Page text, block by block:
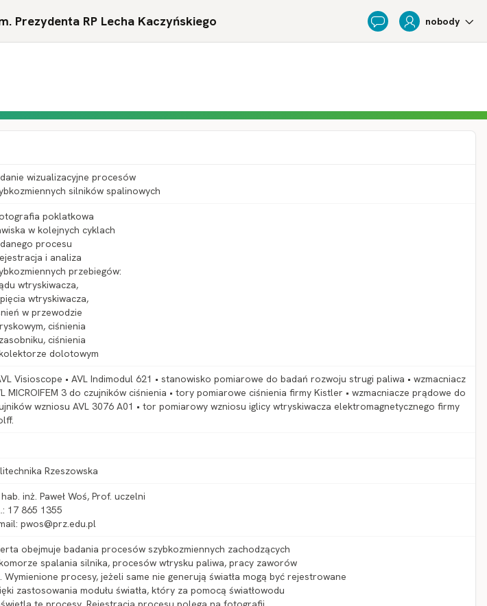
Prezydenta RP Lecha Kaczyńskiego Feedback nobody
wizualizacyjne procesów
silników spalinowych
poklatkowa
w kolejnych cyklach
procesu
i analiza
przebiegów:
wtryskiwacza,
wtryskiwacza,
w przewodzie
ciśnienia
ciśnienia
dolotowym
Visioscope • AVL Indimodul 621 • stanowisko pomiarowe do badań rozwoju strugi paliwa • wzmacniacz
MICROIFEM 3 do czujników ciśnienia • tory pomiarowe ciśnienia firmy Kistler • wzmacniacze prądowe do
wzniosu AVL 3076 A01 • tor pomiarowy wzniosu iglicy wtryskiwacza elektromagnetycznego firmy
Rzeszowska
inż. Paweł Woś, Prof. uczelni
17 865 1355
pwos@prz.edu.pl
obejmuje badania procesów szybkozmiennych zachodzących
spalania silnika, procesów wtrysku paliwa, pracy zaworów
Wymienione procesy, jeżeli same nie generują światła mogą być rejestrowane
zastosowania modułu światła, który za pomocą światłowodu